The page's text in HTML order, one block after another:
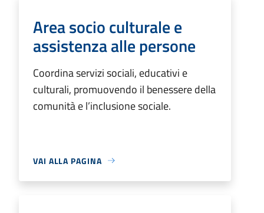
Area socio culturale e
assistenza alle persone
Coordina servizi sociali, educativi e
culturali, promuovendo il benessere della
comunità e l’inclusione sociale.
VAI ALLA PAGINA